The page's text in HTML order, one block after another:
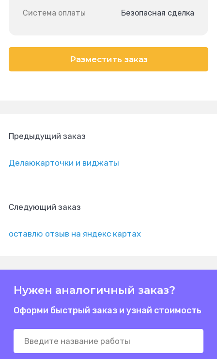
Система оплаты Безопасная сделка
Разместить заказ
Предыдущий заказ
Делаюкарточки и виджаты
Следующий заказ
оставлю отзыв на яндекс картах
Нужен аналогичный заказ?
Оформи быстрый заказ и узнай стоимость